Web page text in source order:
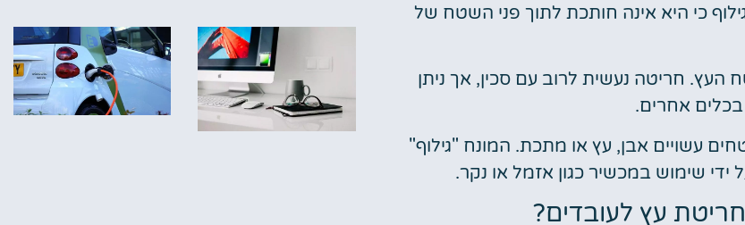
כי היא אינה חותכת לתוך פני השטח של
העץ. חריטה נעשית לרוב עם סכין, אך ניתן
בכלים אחרים.
עשויים אבן, עץ או מתכת. המונח "גילוף"
שימוש במכשיר כגון אזמל או נקר.
עץ לעובדים?